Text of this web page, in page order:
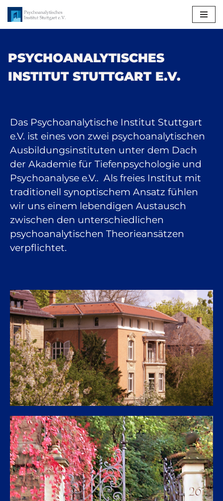
Zum
PSYCHOANALYTISCHES
INSTITUT STUTTGART E.V.
Das Psychoanalytische Institut Stuttgart
e.V. ist eines von zwei psychoanalytischen
Ausbildungsinstituten unter dem Dach
der Akademie für Tiefenpsychologie und
Psychoanalyse e.V.. Als freies Institut mit
traditionell synoptischem Ansatz fühlen
wir uns einem lebendigen Austausch
zwischen den unterschiedlichen
psychoanalytischen Theorieansätzen
verpflichtet.